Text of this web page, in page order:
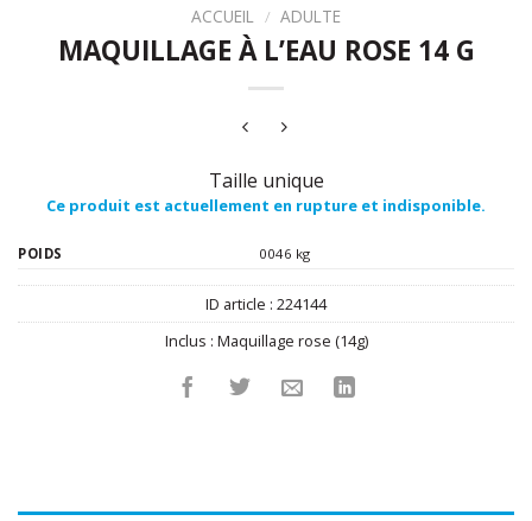
ACCUEIL / ADULTE
MAQUILLAGE À L’EAU ROSE 14 G
Taille unique
Ce produit est actuellement en rupture et indisponible.
POIDS 0046 kg
ID article : 224144
Inclus : Maquillage rose (14g)